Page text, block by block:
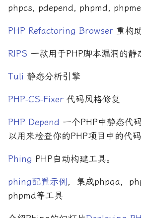
phpcs, pdepend, phpmd,
PHP Refactoring Browser 重构
RIPS 一款用于PHP脚本漏洞的静
Tuli 静态分析引擎
PHP-CS-Fixer 代码风格修复
PHP Depend 一个PHP中静态代
以用来检查你的PHP项目中的代
Phing PHP自动构建工具。
phing配置示例，集成phpqa，
phpmd等工具